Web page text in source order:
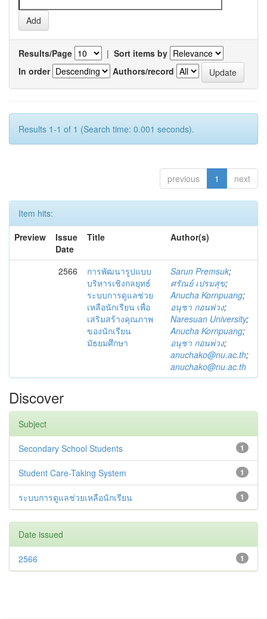
Results/Page | Sort items by
In order
Authors/record
Results 1-1 of 1 (Search time: 0.001 seconds).
previous 1 next
Item hits:
Preview
Issue
Date
Title Author(s)
2566
การพัฒนารูปแบบ
บริหารเชิงกลยุทธ์
ระบบการดูแลช่วย
เหลือนักเรียน เพื่อ
เสริมสร้างคุณภาพ
ของนักเรียน
มัธยมศึกษา
Sarun Premsuk;
ศรัณย์ เปรมสุข;
Anucha Kornpuang;
อนุชา กอนพ่วง;
Naresuan University;
Anucha Kornpuang;
อนุชา กอนพ่วง;
anuchako@nu.ac.th;
anuchako@nu.ac.th
Discover
Subject
1
Secondary School Students
1
Student Care-Taking System
1
ระบบการดูแลช่วยเหลือนักเรียน
Date issued
1
2566